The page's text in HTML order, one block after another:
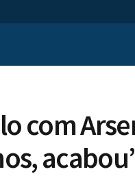
com
acabou’